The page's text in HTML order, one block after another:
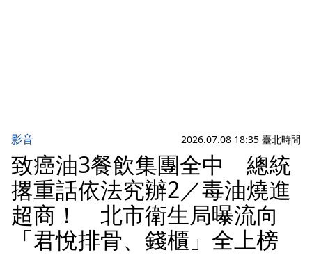
影音 2026.07.08 18:35 臺北時間
致癌油3餐飲集團全中 總統
撂重話依法究辦2／毒油燒進
超商！ 北市衛生局曝流向
「君悅排骨、錢櫃」全上榜